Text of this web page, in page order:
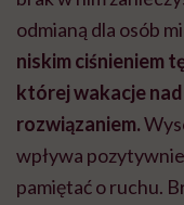
odmianą dla osób
niskim ciśnieniem
której wakacje
rozwiązaniem.
wpływa
pamiętać o ruchu.